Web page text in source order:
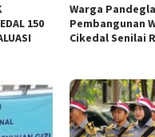
150
Warga
Pembangunan
Cikedal Senilai